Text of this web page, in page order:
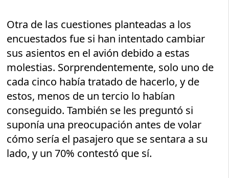
Otra de las cuestiones planteadas a los
encuestados fue si han intentado cambiar
sus asientos en el avión debido a estas
molestias. Sorprendentemente, solo uno de
cada cinco había tratado de hacerlo, y de
estos, menos de un tercio lo habían
conseguido. También se les preguntó si
suponía una preocupación antes de volar
cómo sería el pasajero que se sentara a su
lado, y un 70% contestó que sí.